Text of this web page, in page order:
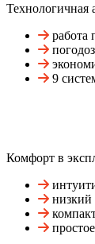
Технологичная
работа
9
Комфорт в
низкий